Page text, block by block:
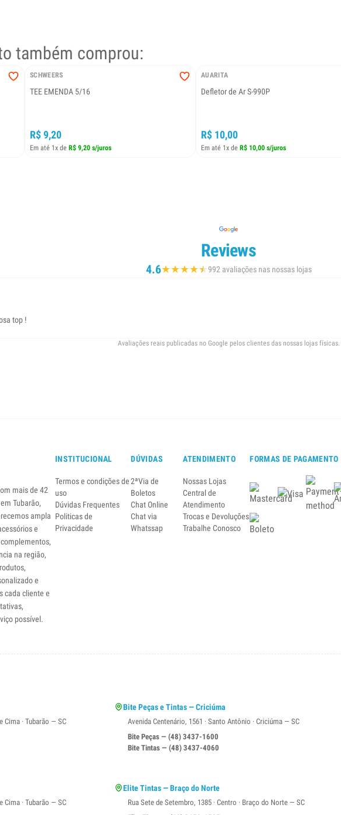
também comprou:
SCHWEERS
TEE EMENDA 5/16
R$ 9,20
Em até 1x de R$ 9,20 s/juros
AUARITA
Defletor de Ar S-990P
R$ 10,00
Em até 1x de R$ 10,00 s/juros
Reviews
4.6★★★★★
★992 avaliações nas nossas lojas
top !
Avaliações reais publicadas no Google pelos clientes das nossas lojas físicas.
mais de 42
Tubarão,
ampla
e
na região,
e
cada cliente e
possível.
INSTITUCIONAL
Termos e condições de
uso
Dúvidas Frequentes
Politicas de
Privacidade
DÚVIDAS
2ªVia de
Boletos
Chat Online
Chat via
Whatssap
ATENDIMENTO
Nossas Lojas
Central de
Atendimento
Trocas e Devoluções
Trabalhe Conosco
FORMAS DE PAGAMENTO
Cima · Tubarão — SC
Bite Peças e Tintas — Criciúma
Avenida Centenário, 1561 · Santo Antônio · Criciúma — SC
Bite Peças — (48) 3437-1600
Bite Tintas — (48) 3437-4060
Cima · Tubarão — SC
Elite Tintas — Braço do Norte
Rua Sete de Setembro, 1385 · Centro · Braço do Norte — SC